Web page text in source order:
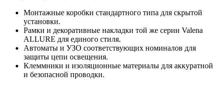
Монтажные коробки стандартного типа для скрытой
установки.
Рамки и декоративные накладки той же серии Valena
ALLURE для единого стиля.
Автоматы и УЗО соответствующих номиналов для
защиты цепи освещения.
Клеммники и изоляционные материалы для аккуратной
и безопасной проводки.